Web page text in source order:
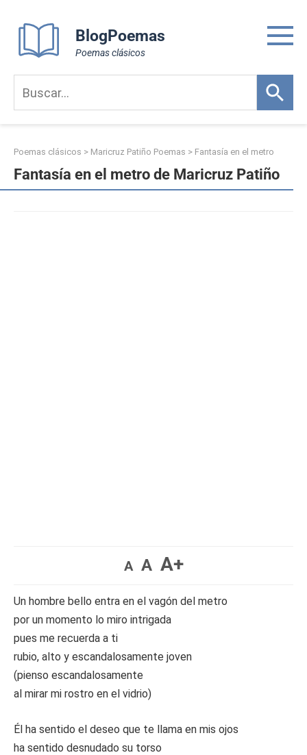
content
BlogPoemas
Poemas clásicos
Poemas clásicos > Maricruz Patiño Poemas > Fantasía en el metro
Fantasía en el metro de Maricruz Patiño
A A A+
Un hombre bello entra en el vagón del metro
por un momento lo miro intrigada
pues me recuerda a ti
rubio, alto y escandalosamente joven
(pienso escandalosamente
al mirar mi rostro en el vidrio)
Él ha sentido el deseo que te llama en mis ojos
ha sentido desnudado su torso